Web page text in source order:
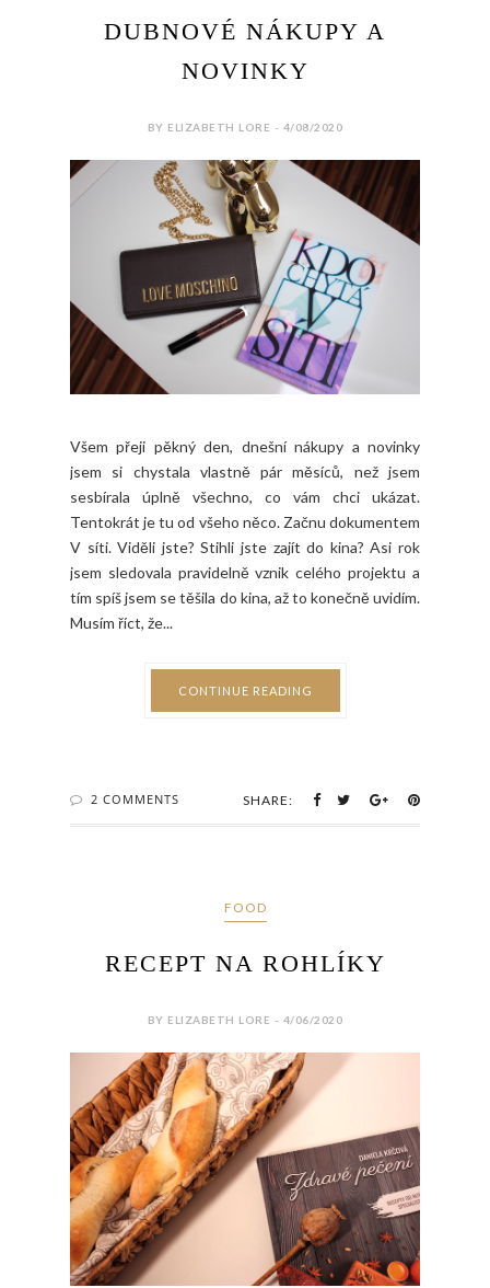
DUBNOVÉ NÁKUPY A
NOVINKY
BY ELIZABETH LORE - 4/08/2020
Všem přeji pěkný den, dnešní nákupy a novinky
jsem si chystala vlastně pár měsíců, než jsem
sesbírala úplně všechno, co vám chci ukázat.
Tentokrát je tu od všeho něco. Začnu dokumentem
V síti. Viděli jste? Stihli jste zajít do kina? Asi rok
jsem sledovala pravidelně vznik celého projektu a
tím spíš jsem se těšila do kina, až to konečně uvidím.
Musím říct, že...
CONTINUE READING
2 COMMENTS SHARE:
FOOD
RECEPT NA ROHLÍKY
BY ELIZABETH LORE - 4/06/2020